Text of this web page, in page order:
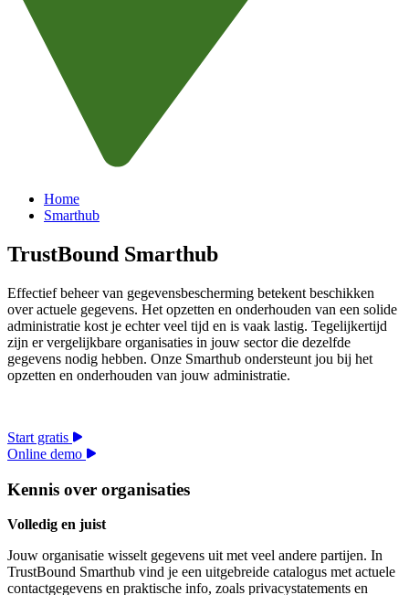
Home
Smarthub
TrustBound Smarthub
Effectief beheer van gegevensbescherming betekent beschikken
over actuele gegevens. Het opzetten en onderhouden van een solide
administratie kost je echter veel tijd en is vaak lastig. Tegelijkertijd
zijn er vergelijkbare organisaties in jouw sector die dezelfde
gegevens nodig hebben. Onze Smarthub ondersteunt jou bij het
opzetten en onderhouden van jouw administratie.
Start gratis
Online demo
Kennis over organisaties
Volledig en juist
Jouw organisatie wisselt gegevens uit met veel andere partijen. In
TrustBound Smarthub vind je een uitgebreide catalogus met actuele
contactgegevens en praktische info, zoals privacystatements en